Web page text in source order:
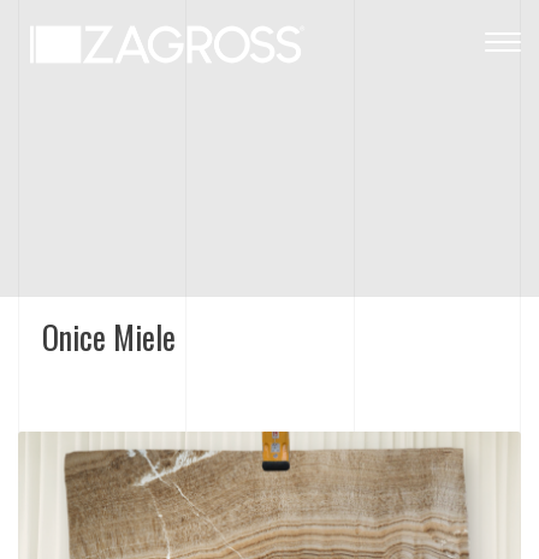
Onice Miele